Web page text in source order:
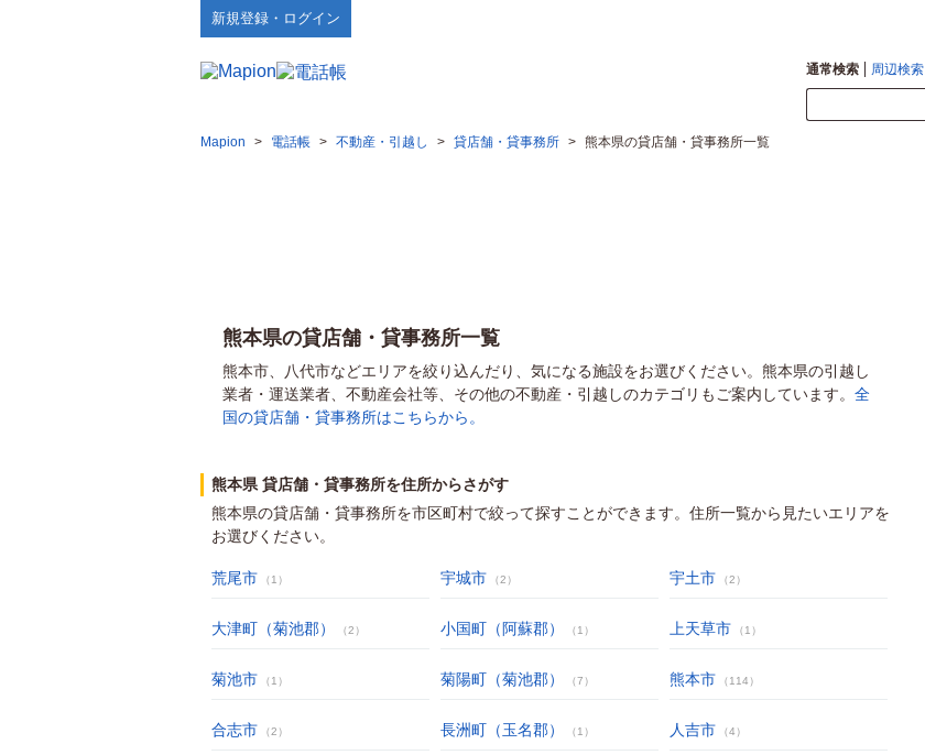
新規登録・ログイン
通常検索 周辺検索
Mapion > 電話帳 > 不動産・引越し > 貸店舗・貸事務所 > 熊本県の貸店舗・貸事務所一覧
熊本県の貸店舗・貸事務所一覧
熊本市、八代市などエリアを絞り込んだり、気になる施設をお選びください。熊本県の引越し
業者・運送業者、不動産会社等、その他の不動産・引越しのカテゴリもご案内しています。 全
国の貸店舗・貸事務所はこちらから。
熊本県 貸店舗・貸事務所を住所からさがす
熊本県の貸店舗・貸事務所を市区町村で絞って探すことができます。住所一覧から見たいエリアを
お選びください。
荒尾市 （1） 宇城市 （2） 宇土市 （2）
大津町（菊池郡） （2） 小国町（阿蘇郡） （1） 上天草市 （1）
菊池市 （1） 菊陽町（菊池郡） （7） 熊本市 （114）
合志市 （2） 長洲町（玉名郡） （1） 人吉市 （4）